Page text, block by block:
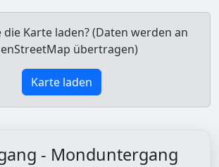
die Karte laden? (Daten werden an
übertragen)
Karte laden
- Monduntergang